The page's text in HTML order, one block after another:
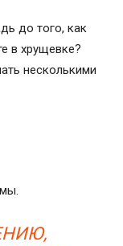
до того, как
в хрущевке?
несколькими